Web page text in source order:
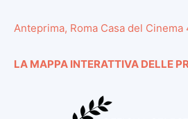
Anteprima, Roma Casa del
LA MAPPA INTERATTIVA DELLE